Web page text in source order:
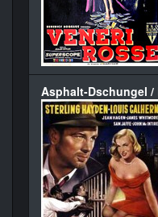
Asphalt-Dschungel /